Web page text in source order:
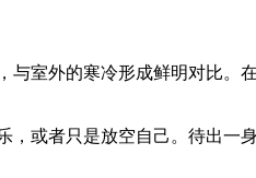
室外的寒冷形成鲜明对比。
或者只是放空自己。待出一